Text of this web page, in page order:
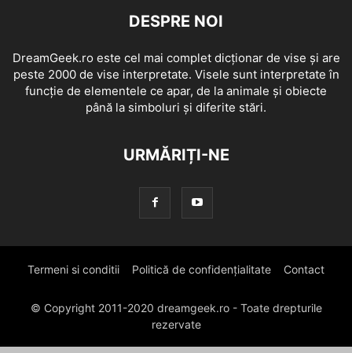
DESPRE NOI
DreamGeek.ro este cel mai complet dicționar de vise și are
peste 2000 de vise interpretate. Visele sunt interpretate în
funcție de elementele ce apar, de la animale și obiecte
până la simboluri și diferite stări.
URMĂRIȚI-NE
Termeni si conditii Politică de confidențialitate Contact
© Copyright 2011-2020 dreamgeek.ro - Toate drepturile
rezervate